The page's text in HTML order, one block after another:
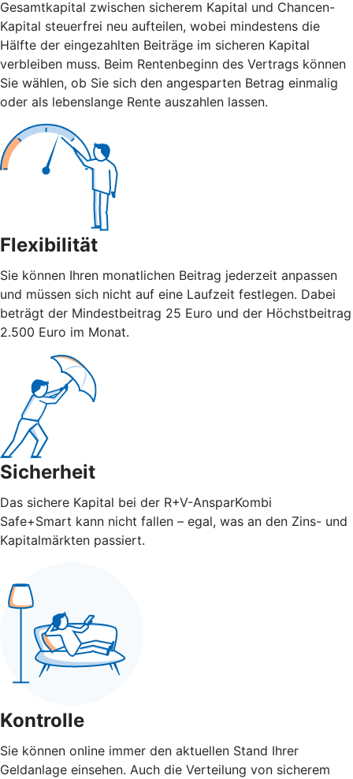
Gesamtkapital zwischen sicherem Kapital und Chancen-
Kapital steuerfrei neu aufteilen, wobei mindestens die
Hälfte der eingezahlten Beiträge im sicheren Kapital
verbleiben muss. Beim Rentenbeginn des Vertrags können
Sie wählen, ob Sie sich den angesparten Betrag einmalig
oder als lebenslange Rente auszahlen lassen.
Flexibilität
Sie können Ihren monatlichen Beitrag jederzeit anpassen
und müssen sich nicht auf eine Laufzeit festlegen. Dabei
beträgt der Mindestbeitrag 25 Euro und der Höchstbeitrag
2.500 Euro im Monat.
Sicherheit
Das sichere Kapital bei der R+V-AnsparKombi
Safe+Smart kann nicht fallen – egal, was an den Zins- und
Kapitalmärkten passiert.
Kontrolle
Sie können online immer den aktuellen Stand Ihrer
Geldanlage einsehen. Auch die Verteilung von sicherem